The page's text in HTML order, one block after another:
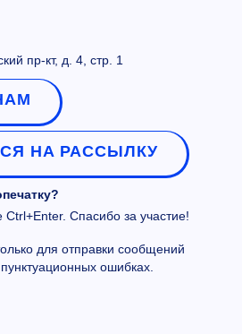
пр-кт, д. 4, стр. 1
НА РАССЫЛКУ
Спасибо за участие!
для отправки сообщений
ошибках.